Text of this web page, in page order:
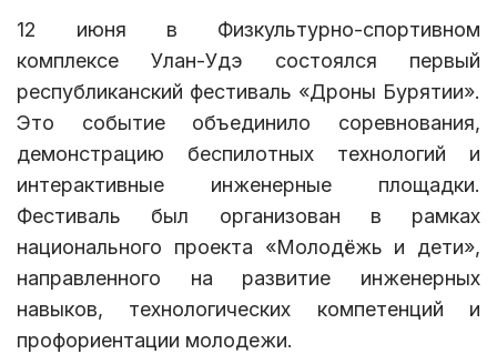
12 июня в Физкультурно-спортивном
комплексе Улан-Удэ состоялся первый
республиканский фестиваль «Дроны Бурятии».
Это событие объединило соревнования,
демонстрацию беспилотных технологий и
интерактивные инженерные площадки.
Фестиваль был организован в рамках
национального проекта «Молодёжь и дети»,
направленного на развитие инженерных
навыков, технологических компетенций и
профориентации молодежи.